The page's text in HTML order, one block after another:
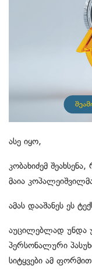
ასე იყო,
კობახიძემ
მაია
ამას დააშანეს ეს
აუცილებლად უნდა
პერსონალური
სიტყვები ამ